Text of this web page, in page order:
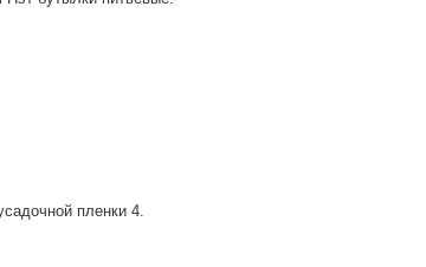
пленки 4.